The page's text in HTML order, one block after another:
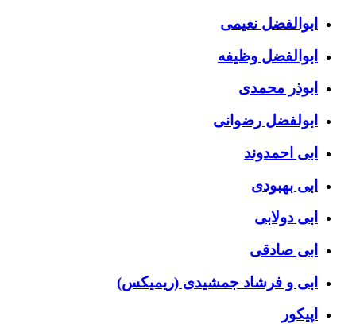
ابوالفضل نعیمی
ابوالفضل وظیفه
ابوذر محمدی
ابولفضل رضوانی
ابی احمدوند
ابی بهبودی
ابی دولابی
ابی صادقی
ابی و فرشاد جمشیدی (ریمیکس)
اپیکور